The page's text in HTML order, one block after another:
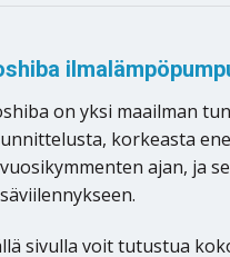
on yksi maailman
korkeasta
ajan, ja
sivulla voit tutustua